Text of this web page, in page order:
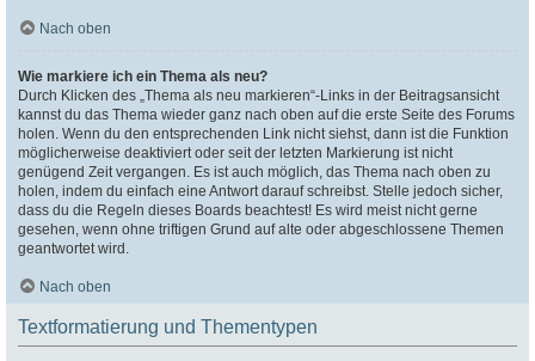
Nach oben
Wie markiere ich ein Thema als neu?
Durch Klicken des „Thema als neu markieren“-Links in der Beitragsansicht
kannst du das Thema wieder ganz nach oben auf die erste Seite des Forums
holen. Wenn du den entsprechenden Link nicht siehst, dann ist die Funktion
möglicherweise deaktiviert oder seit der letzten Markierung ist nicht
genügend Zeit vergangen. Es ist auch möglich, das Thema nach oben zu
holen, indem du einfach eine Antwort darauf schreibst. Stelle jedoch sicher,
dass du die Regeln dieses Boards beachtest! Es wird meist nicht gerne
gesehen, wenn ohne triftigen Grund auf alte oder abgeschlossene Themen
geantwortet wird.
Nach oben
Textformatierung und Thementypen